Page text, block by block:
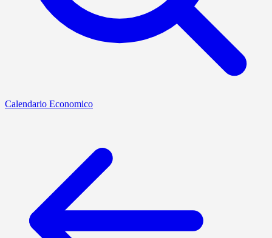
Calendario Economico